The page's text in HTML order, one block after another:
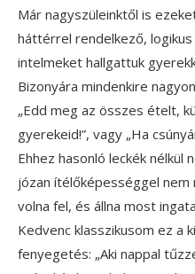
Már nagyszüleinktől is
háttérrel rendelkező,
intelmeket hallgattuk
Bizonyára mindenkire
„Edd meg az összes ételt,
gyerekeid!”, vagy „Ha
Ehhez hasonló leckék
józan ítélőképességgel
volna fel, és állna most
Kedvenc klasszikusom ez a
fenyegetés: „Aki nappal